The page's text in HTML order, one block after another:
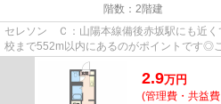
階数：2階建
セレソン Ｃ：山陽本線備後赤坂駅にも近
校まで552m以内にあるのがポイントです◎
話でエステート高橋までお問い合わ...
2.9万円
(管理費・共益